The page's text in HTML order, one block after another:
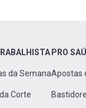
da Semana
Corte
PRO
Apostas